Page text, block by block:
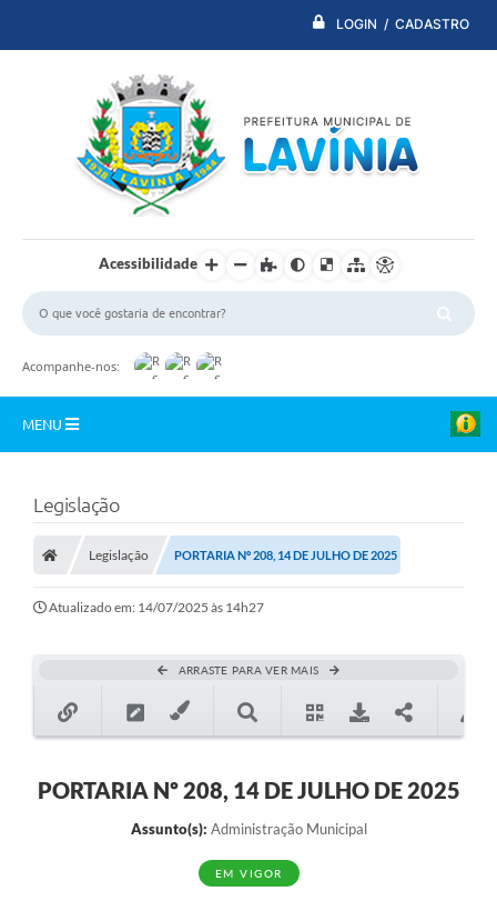
LOGIN / CADASTRO
Acessibilidade
Acompanhe-nos:
MENU
Transparência Municipal
Conselhos de Educação
Legislação
Legislação PORTARIA Nº 208, 14 DE JULHO DE 2025
Atualizado em: 14/07/2025 às 14h27
ARRASTE PARA VER MAIS
PORTARIA Nº 208, 14 DE JULHO DE 2025
Assunto(s): Administração Municipal
EM VIGOR